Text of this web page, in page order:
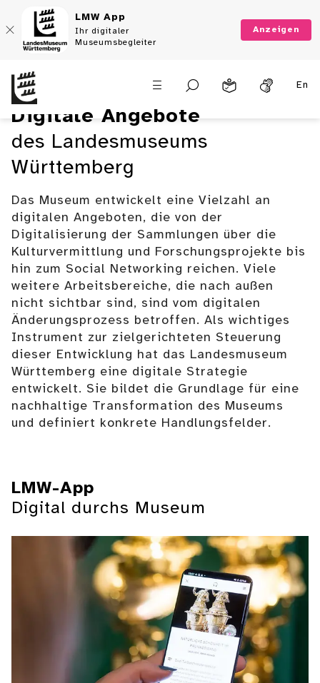
LMW App
Ihr digitaler
Museumsbegleiter
Anzeigen
En
Digitaler Besuch
Online-Ausstellungen und
mehr
Digitale Angebote
des Landesmuseums
Württemberg
Das Museum entwickelt eine Vielzahl an
digitalen Angeboten, die von der
Digitalisierung der Sammlungen über die
Kulturvermittlung und Forschungsprojekte bis
hin zum Social Networking reichen. Viele
weitere Arbeitsbereiche, die nach außen
nicht sichtbar sind, sind vom digitalen
Änderungsprozess betroffen. Als wichtiges
Instrument zur zielgerichteten Steuerung
dieser Entwicklung hat das Landesmuseum
Württemberg eine digitale Strategie
entwickelt. Sie bildet die Grundlage für eine
nachhaltige Transformation des Museums
und definiert konkrete Handlungsfelder.
LMW-App
Digital durchs Museum